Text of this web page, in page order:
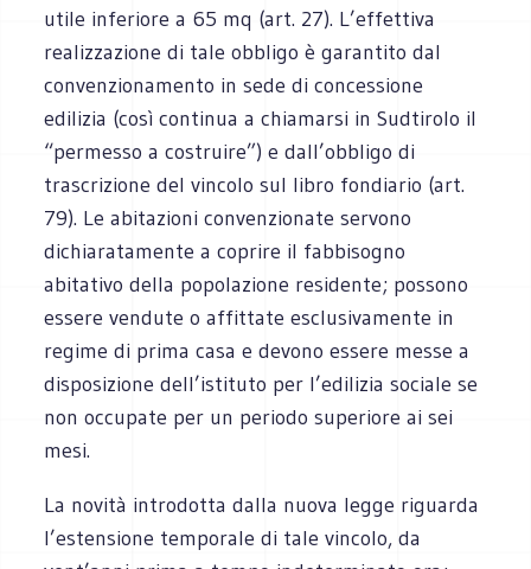
utile inferiore a 65 mq (art. 27). L’effettiva
realizzazione di tale obbligo è garantito dal
convenzionamento in sede di concessione
edilizia (così continua a chiamarsi in Sudtirolo il
“permesso a costruire”) e dall’obbligo di
trascrizione del vincolo sul libro fondiario (art.
79). Le abitazioni convenzionate servono
dichiaratamente a coprire il fabbisogno
abitativo della popolazione residente; possono
essere vendute o affittate esclusivamente in
regime di prima casa e devono essere messe a
disposizione dell’istituto per l’edilizia sociale se
non occupate per un periodo superiore ai sei
mesi.
La novità introdotta dalla nuova legge riguarda
l’estensione temporale di tale vincolo, da